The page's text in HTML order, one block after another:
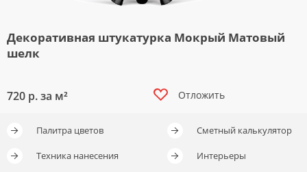
Декоративная штукатурка Мокрый Матовый
шелк
720 р. за м² Отложить
Палитра цветов Сметный калькулятор
Техника нанесения Интерьеры
Отложить
Отложить